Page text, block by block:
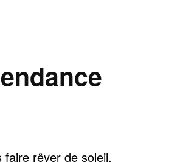
rêver de soleil,